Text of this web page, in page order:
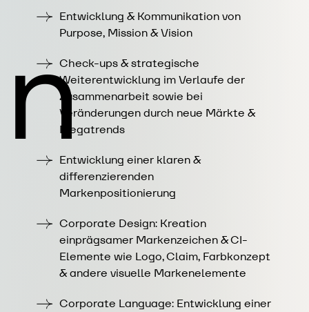
Entwicklung & Kommunikation von
Purpose, Mission & Vision
Check-ups & strategische
Weiterentwicklung im Verlaufe der
Zusammenarbeit sowie bei
Veränderungen durch neue Märkte &
Megatrends
Entwicklung einer klaren &
differenzierenden
Markenpositionierung
Corporate Design: Kreation
einprägsamer Markenzeichen & CI-
Elemente wie Logo, Claim, Farbkonzept
& andere visuelle Markenelemente
Corporate Language: Entwicklung einer